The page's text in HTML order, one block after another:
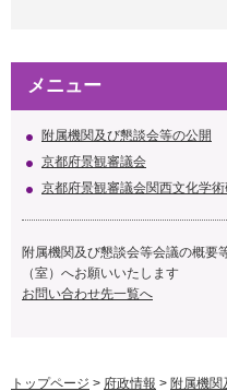
メニュー
附属機関及び懇談会等の公開
京都府景観審議会
京都府景観審議会関西文化学
附属機関及び懇談会等会議の概要
（室）へお願いいたします
お問い合わせ先一覧へ
トップページ > 府政情報 > 附属機関